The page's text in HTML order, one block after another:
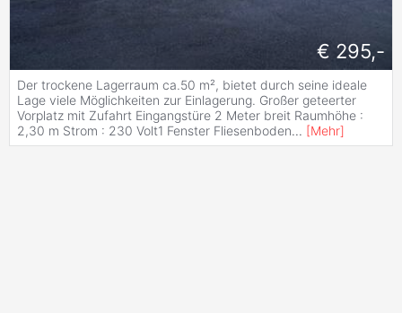
€ 295,-
Der trockene Lagerraum ca.50 m², bietet durch seine ideale
Lage viele Möglichkeiten zur Einlagerung. Großer geteerter
Vorplatz mit Zufahrt Eingangstüre 2 Meter breit Raumhöhe :
2,30 m Strom : 230 Volt1 Fenster Fliesenboden... [Mehr]